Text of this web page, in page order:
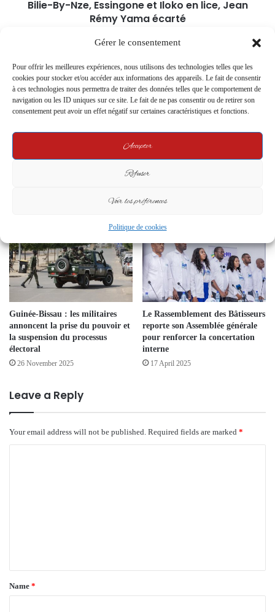
Gérer le consentement
Pour offrir les meilleures expériences, nous utilisons des technologies telles que les
cookies pour stocker et/ou accéder aux informations des appareils. Le fait de consentir
à ces technologies nous permettra de traiter des données telles que le comportement de
navigation ou les ID uniques sur ce site. Le fait de ne pas consentir ou de retirer son
consentement peut avoir un effet négatif sur certaines caractéristiques et fonctions.
Accepter
Refuser
Voir les préférences
Politique de cookies
Bilie-By-Nze, Essingone et Iloko en lice, Jean
Rémy Yama écarté
pays occidentaux : une réforme
branche son avenir sur la Guinée
10 February 2025
Guinée-Bissau : les militaires
annoncent la prise du pouvoir et
la suspension du processus
électoral
26 November 2025
Le Rassemblement des Bâtisseurs
reporte son Assemblée générale
pour renforcer la concertation
interne
17 April 2025
Leave a Reply
Your email address will not be published. Required fields are marked *
*
Name *